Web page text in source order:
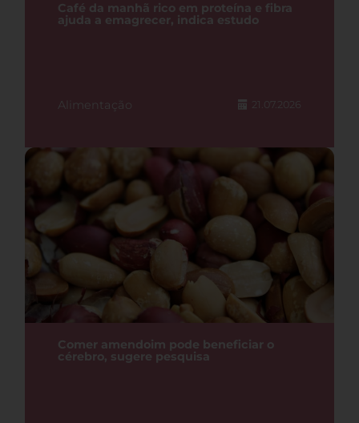
Café da manhã rico em proteína e fibra
ajuda a emagrecer, indica estudo
Alimentação 21.07.2026
Comer amendoim pode beneficiar o
cérebro, sugere pesquisa